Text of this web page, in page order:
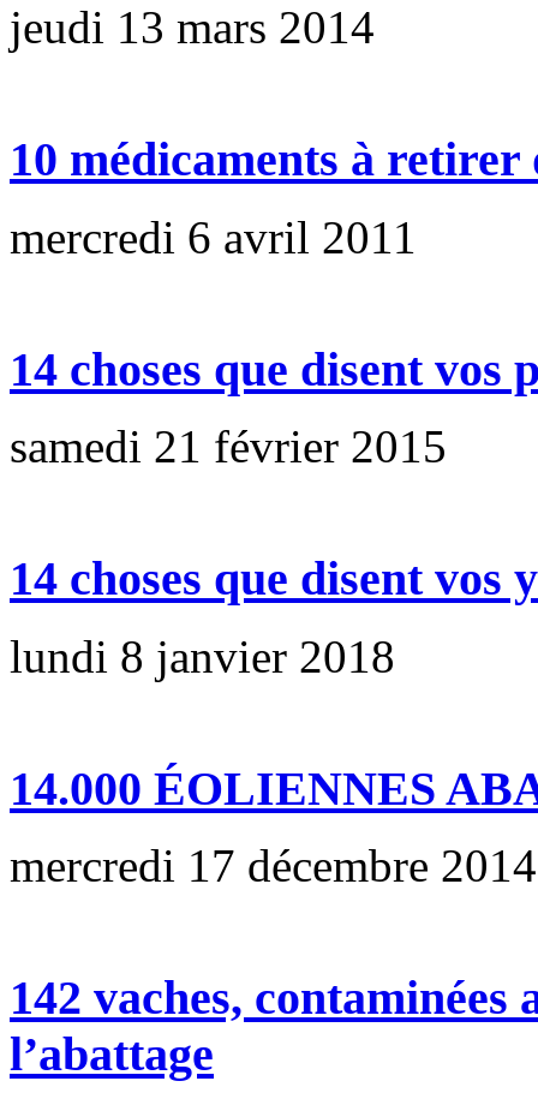
jeudi 13 mars 2014
10 médicaments à retirer
mercredi 6 avril 2011
14 choses que disent vos
samedi 21 février 2015
14 choses que disent vos
lundi 8 janvier 2018
14.000 ÉOLIENNES
mercredi 17 décembre 2014
142 vaches, contaminées
l’abattage